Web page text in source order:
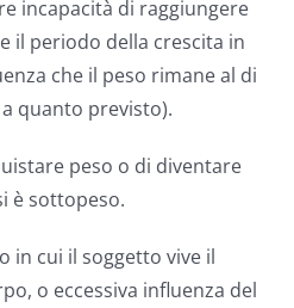
incapacità di raggiungere
il periodo della crescita in
che il peso rimane al di
quanto previsto).
peso o di diventare
è sottopeso.
in cui il soggetto vive il
o eccessiva influenza del